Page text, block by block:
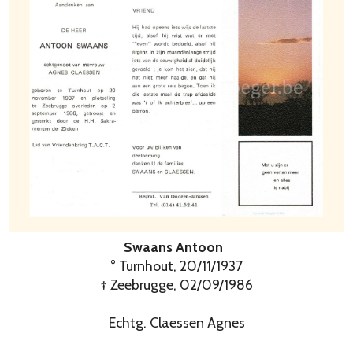
Swaans Antoon
° Turnhout, 20/11/1937
† Zeebrugge, 02/09/1986
Echtg. Claessen Agnes